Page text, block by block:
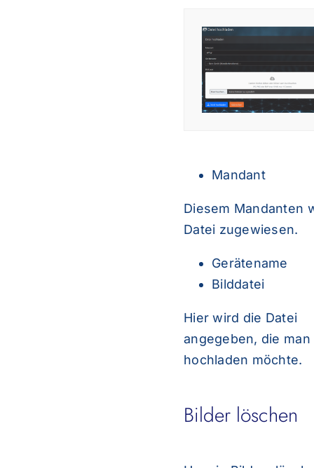
Mandant
Diesem Mandanten
Datei zugewiesen.
Gerätename
Bilddatei
Hier wird die Datei
angegeben, die man
hochladen möchte.
Bilder löschen